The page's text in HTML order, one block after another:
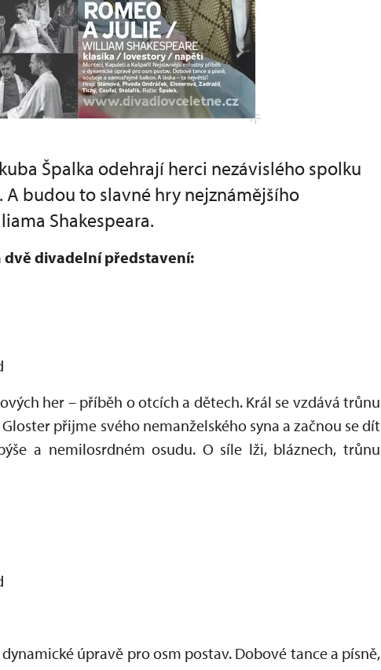
Špalka odehrají herci nezávislého spolku
A budou to slavné hry nejznámějšího
Shakespeara.
dvě divadelní představení:
her – příběh o otcích a dětech. Král se vzdává trůnu
přijme svého nemanželského syna a začnou se dít
a nemilosrdném osudu. O síle lži, bláznech, trůnu
úpravě pro osm postav. Dobové tance a písně,